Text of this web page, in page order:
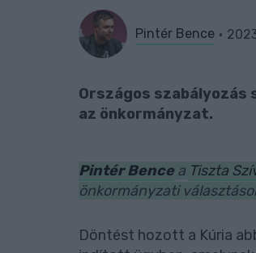
Pintér Bence
Országos szabályozás
az önkormányzat.
Pintér Bencea Tiszta
önkormányzati
Döntést hozott a Kúria